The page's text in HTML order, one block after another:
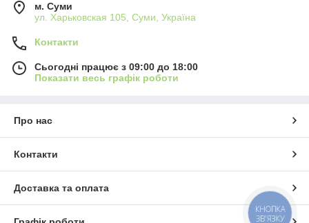
м. Суми
ул. Харьковская 105, Суми, Україна
Контакти
Сьогодні працює з 09:00 до 18:00
Показати весь графік роботи
Про нас
Контакти
Доставка та оплата
КНОПКА
ЗВ'ЯЗКУ